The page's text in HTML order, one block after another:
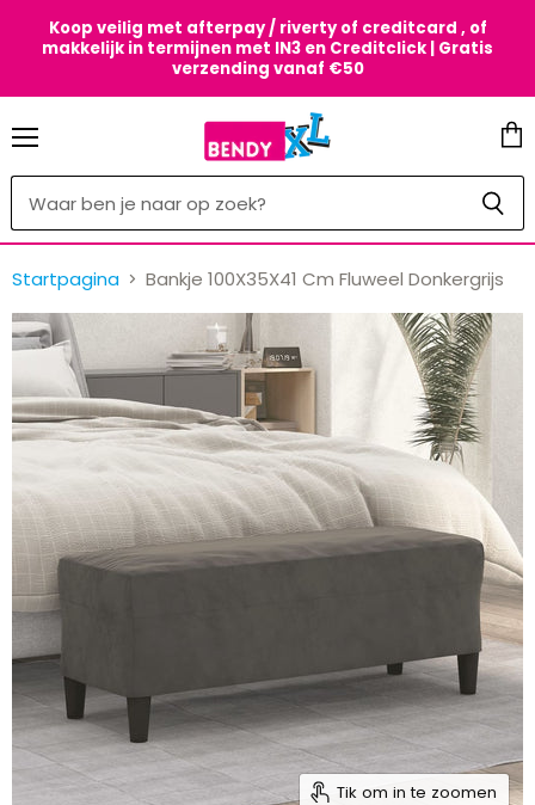
Koop veilig met afterpay / riverty of creditcard , of
makkelijk in termijnen met IN3 en Creditclick | Gratis
verzending vanaf €50
Startpagina Bankje 100X35X41 Cm Fluweel Donkergrijs
Tik om in te zoomen